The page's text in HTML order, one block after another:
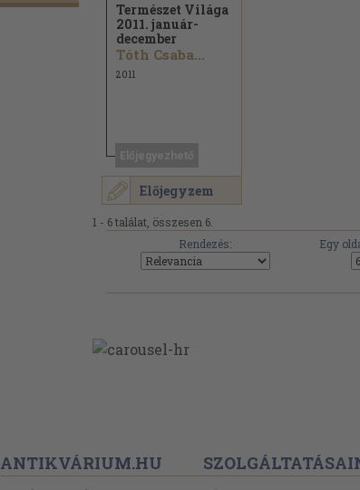
Előjegyzem
Természet Világa
2011. január-
december
Tóth Csaba...
2011
1 - 6 találat, összesen 6.
Rendezés:
Egy
ANTIKVÁRIUM.HU